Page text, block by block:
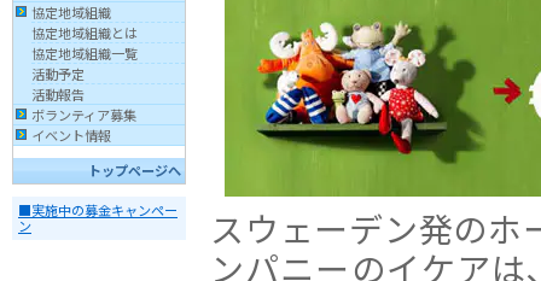
協定地域組織
協定地域組織とは
協定地域組織一覧
活動予定
活動報告
ボランティア募集
イベント情報
トップページへ
■実施中の募金キャンペー
ン
スウェーデン発のホ
ンパニーのイケア